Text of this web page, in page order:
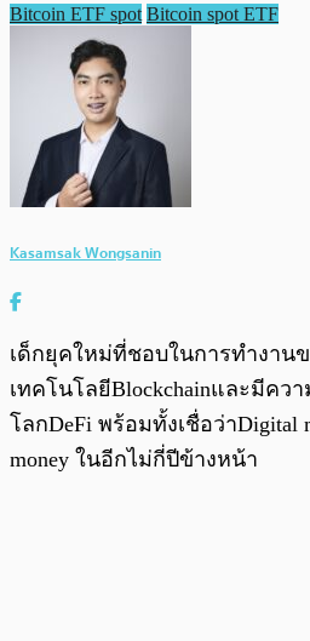
Bitcoin ETF spot Bitcoin spot ETF
Kasamsak Wongsanin
เด็กยุคใหม่ที่ชอบในการทำงาน
เทคโนโลยีBlockchainและมีคว
โลกDeFi พร้อมทั้งเชื่อว่าDigital
money ในอีกไม่กี่ปีข้างหน้า